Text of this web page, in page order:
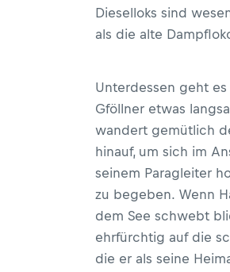
Dieselloks sind
als die alte
Unterdessen geht
Gföllner etwas
wandert gemütlich
hinauf, um sich im
seinem Paragleiter
zu begeben. Wenn
dem See schwebt
ehrfürchtig auf die
die er als seine